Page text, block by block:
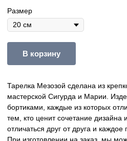
Размер
В корзину
Тарелка Мезозой сделана из
мастерской Сигурда и Марии.
бортиками, каждые из которых
тем, кто ценит сочетание дизайна
отличаться друг от друга и